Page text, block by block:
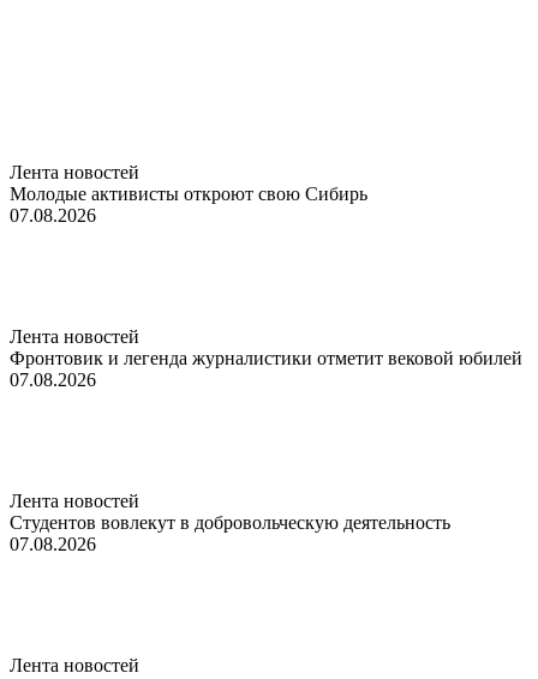
Лента новостей
Молодые активисты откроют свою Сибирь
07.08.2026
Лента новостей
Фронтовик и легенда журналистики отметит вековой юбилей
07.08.2026
Лента новостей
Студентов вовлекут в добровольческую деятельность
07.08.2026
Лента новостей